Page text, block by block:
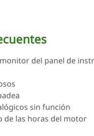
del panel de
sin función
de las horas del motor